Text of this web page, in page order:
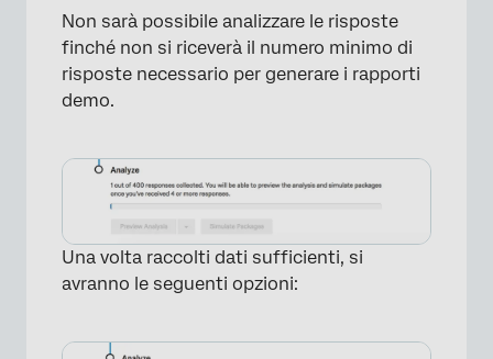
×
Non sarà possibile analizzare le risposte
finché non si riceverà il numero minimo di
risposte necessario per generare i rapporti
demo.
Una volta raccolti dati sufficienti, si
avranno le seguenti opzioni: